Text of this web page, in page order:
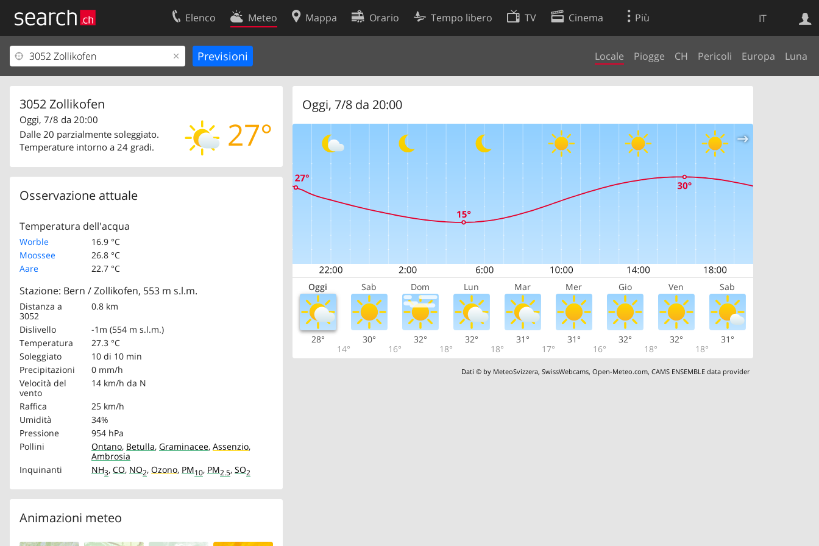
IT
Elenco Meteo Mappa Orario Tempo libero TV Cinema Più
Locale Piogge CH Pericoli Europa Luna
3052 Zollikofen
27°
Oggi, 7/8 da 20:00
Dalle 20 parzialmente soleggiato.
Temperature intorno a 24 gradi.
Osservazione attuale
Temperatura dell'acqua
Worble
16.9 °C
Moossee
26.8 °C
Aare
22.7 °C
Stazione: Bern / Zollikofen, 553 m s.l.m.
Distanza a
3052
0.8 km
Dislivello
-1m (554 m s.l.m.)
Temperatura
27.3 °C
Soleggiato
10 di 10 min
Precipitazioni
0 mm/h
Velocità del
vento
14 km/h da N
Raffica
25 km/h
Umidità
34%
Pressione
954 hPa
Pollini
Ontano, Betulla, Graminacee, Assenzio,
Ambrosia
Inquinanti
NH3, CO, NO2, Ozono, PM10, PM2.5, SO2
Animazioni meteo
Oggi, 7/8 da 20:00
Oggi Sab Dom Lun Mar Mer Gio Ven Sab
28°
14°
30°
16°
32°
18°
32°
18°
31°
17°
31°
16°
32°
18°
32°
18°
31°
Dati © by MeteoSvizzera,SwissWebcams,Open-Meteo.com,CAMS ENSEMBLE data provider
Ricerca Web
Il vostro profolio
Area clienti
Informazioni Legali
Contatti
Condizioni d’uso
Preferenze cookie